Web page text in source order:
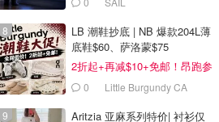
LB 潮鞋抄底 | NB 爆款204L薄
底鞋$60、萨洛蒙$75
2折起+再减$10+免邮！昂跑参
加 0
Little Burgundy CA
Aritzia 亚麻系列特价| 衬衫仅